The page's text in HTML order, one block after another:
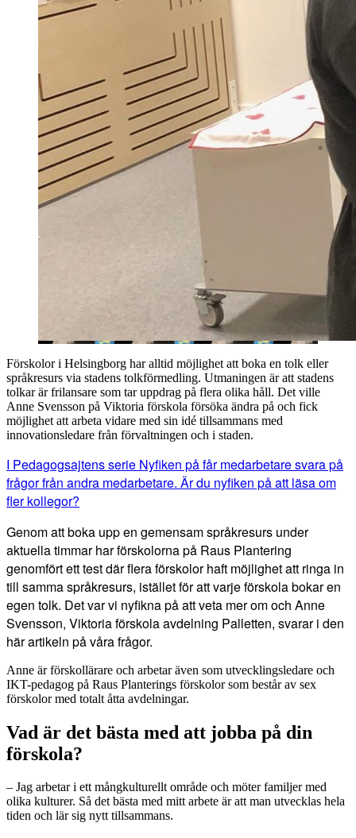
Förskolor i Helsingborg har alltid möjlighet att boka en tolk eller
språkresurs via stadens tolkförmedling. Utmaningen är att stadens
tolkar är frilansare som tar uppdrag på flera olika håll. Det ville
Anne Svensson på Viktoria förskola försöka ändra på och fick
möjlighet att arbeta vidare med sin idé tillsammans med
innovationsledare från förvaltningen och i staden.
I Pedagogsajtens serie Nyfiken på får medarbetare svara på
frågor från andra medarbetare. Är du nyfiken på att läsa om
fler kollegor?
Genom att boka upp en gemensam språkresurs under
aktuella timmar har förskolorna på Raus Plantering
genomfört ett test där flera förskolor haft möjlighet att ringa in
till samma språkresurs, istället för att varje förskola bokar en
egen tolk. Det var vi nyfikna på att veta mer om och Anne
Svensson, Viktoria förskola avdelning Palletten, svarar i den
här artikeln på våra frågor.
Anne är förskollärare och arbetar även som utvecklingsledare och
IKT-pedagog på Raus Planterings förskolor som består av sex
förskolor med totalt åtta avdelningar.
Vad är det bästa med att jobba på din
förskola?
– Jag arbetar i ett mångkulturellt område och möter familjer med
olika kulturer. Så det bästa med mitt arbete är att man utvecklas hela
tiden och lär sig nytt tillsammans.